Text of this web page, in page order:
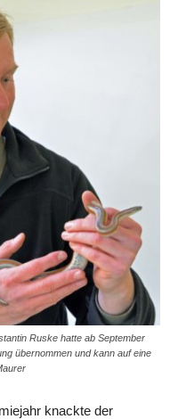
Ruske hatte ab September
übernommen und kann auf eine
knackte der